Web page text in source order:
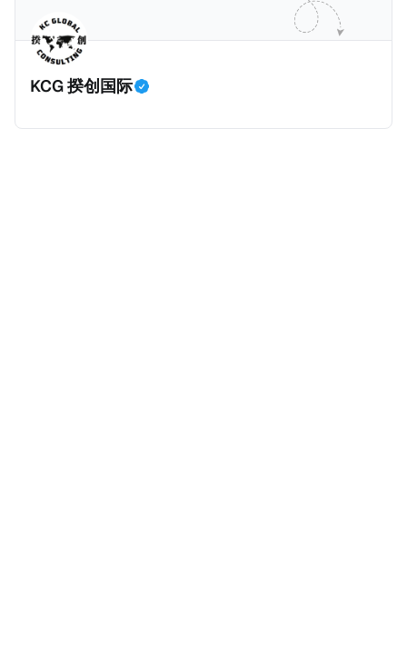
申请。申请人在印度居住共12年后有资格申请印度公民
身份，包括在申请前连续居住11年，短暂缺席的少数例
外。由于印度不允许双重国籍，申请人必须放弃其原始
历史文化有认识，就可以入籍成为危地马拉公民。 那
么，危地马拉的税务政策有吸引力吗？我们来看看：
KCG 揆创国际